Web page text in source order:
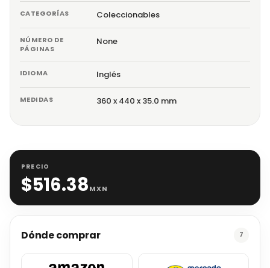
CATEGORÍAS Coleccionables
NÚMERO DE
PÁGINAS
None
IDIOMA Inglés
MEDIDAS 360 x 440 x 35.0 mm
PRECIO
$516.38MXN
Dónde comprar 7